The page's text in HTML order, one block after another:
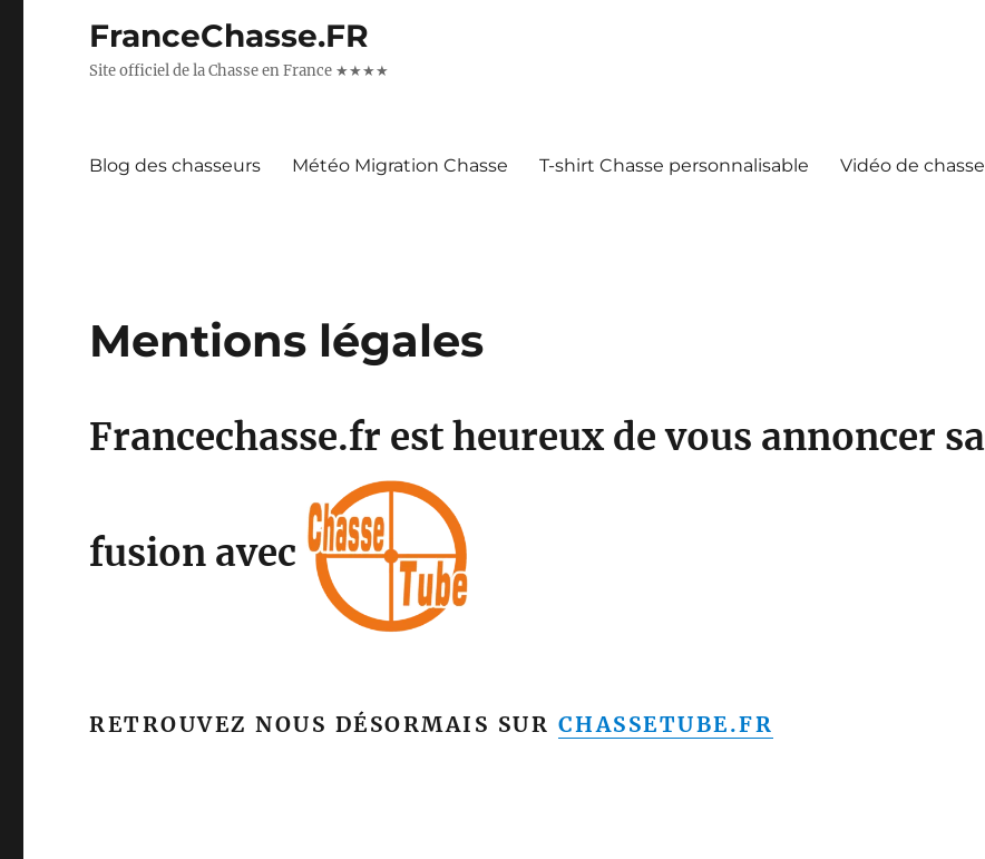
FranceChasse.FR
Site officiel de la Chasse en France ★★★★
Blog des chasseurs Météo Migration Chasse T-shirt Chasse personnalisable Vidéo de chasse
Mentions légales
Francechasse.fr est heureux de vous annoncer sa
fusion avec
RETROUVEZ NOUS DÉSORMAIS SUR CHASSETUBE.FR